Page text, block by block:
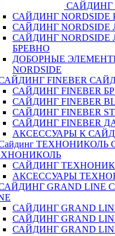
САЙДИНГ
САЙДИНГ
САЙДИНГ
САЙДИНГ
БРЕВНО
ДОБОРНЫЕ
NORDSIDE
САЙДИНГ FINEBER
САЙДИНГ FINEBER
САЙДИНГ FINEBER
САЙДИНГ FINEBER
АКСЕССУАРЫ К
САЙДИНГ
АКСЕССУАРЫ
САЙДИНГ GRAND
САЙДИНГ GRAND
САЙДИНГ GRAND